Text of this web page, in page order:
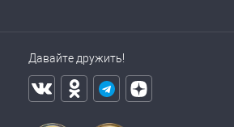
Давайте дружить!